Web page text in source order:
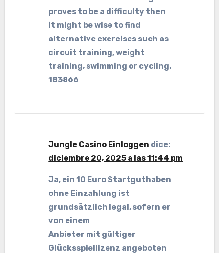
proves to be a difficulty then
it might be wise to find
alternative exercises such as
circuit training, weight
training, swimming or cycling.
183866
Jungle Casino Einloggen dice:
diciembre 20, 2025 a las 11:44 pm
Ja, ein 10 Euro Startguthaben
ohne Einzahlung ist
grundsätzlich legal, sofern er
von einem
Anbieter mit gültiger
Glücksspiellizenz angeboten